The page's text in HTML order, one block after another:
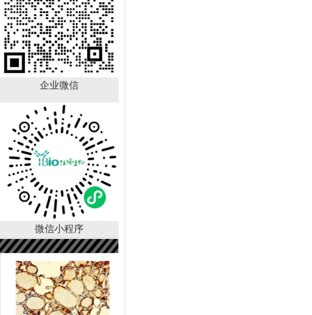
企业微信
微信小程序
￥890.00
已有21人购买
GALNT12 Antibody YB-
714224HU
￥890.00
人购买